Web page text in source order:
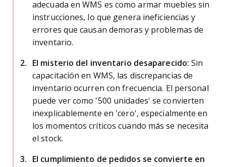
adecuada en WMS es como armar muebles sin
instrucciones, lo que genera ineficiencias y
errores que causan demoras y problemas de
inventario.
El misterio del inventario desaparecido:Sin
capacitación en WMS, las discrepancias de
inventario ocurren con frecuencia. El personal
puede ver como '500 unidades' se convierten
inexplicablemente en 'cero', especialmente en
los momentos críticos cuando más se necesita
el stock.
El cumplimiento de pedidos se convierte en